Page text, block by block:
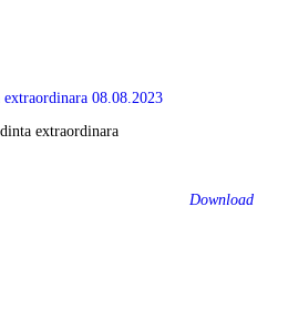
08.08.2023
extraordinara
Download